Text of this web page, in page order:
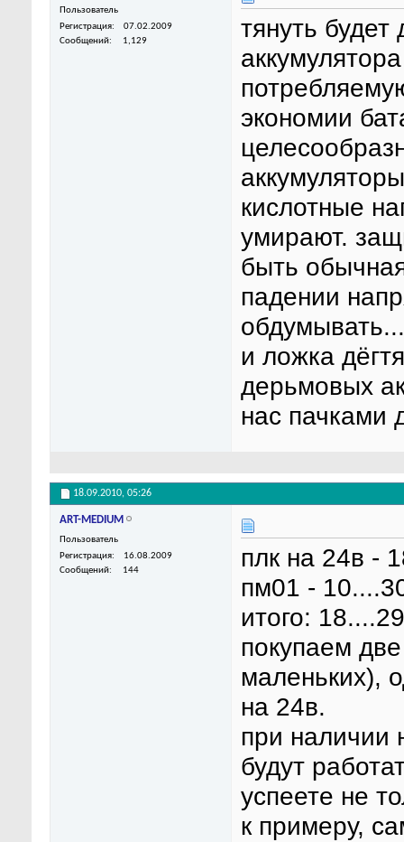
Пользователь
Регистрация
07.02.2009
Сообщений
1,129
тянуть будет
экономии
кислотные
умирают.
быть
падении
обдумывать...
и ложка
дерьмовых
нас пачками
18.09.2010, 05:26
ART-MEDIUM
Пользователь
Регистрация
16.08.2009
Сообщений
144
плк на 24в -
пм01 -
итого:
покупаем
маленьких),
на 24в.
при наличии
будут
успеете не
к примеру,